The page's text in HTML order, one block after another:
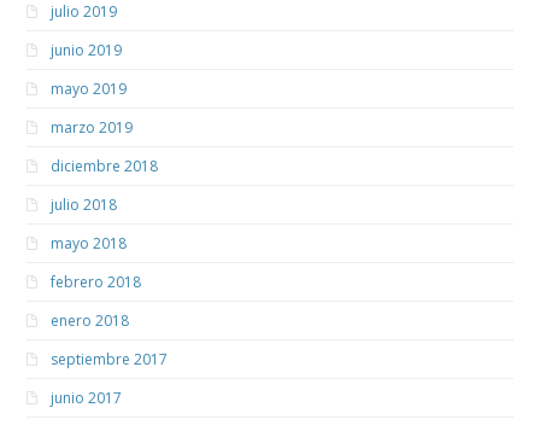
julio 2019
junio 2019
mayo 2019
marzo 2019
diciembre 2018
julio 2018
mayo 2018
febrero 2018
enero 2018
septiembre 2017
junio 2017